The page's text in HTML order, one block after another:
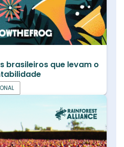
brasileiros que levam o